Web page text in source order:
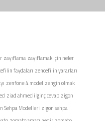
zayıflama zayıflamak için neler
faydaları zencefilin yararları
zenfone 4 model zengin olmak
ziad ahmed ilginç cevap zigon
Sehpa Modelleri zigon sehpa